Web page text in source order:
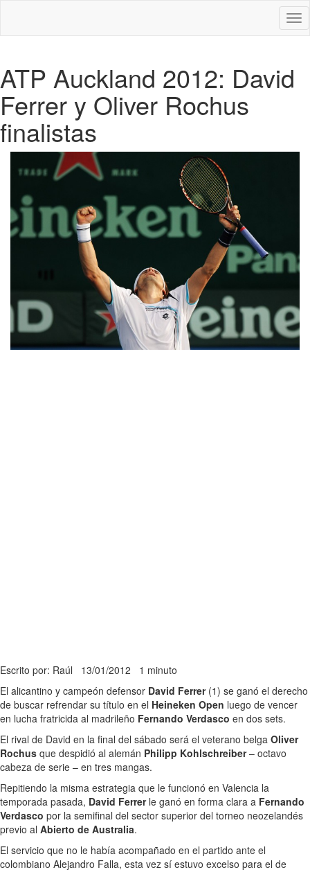
ATP Auckland 2012: David
Ferrer y Oliver Rochus
finalistas
Escrito por: Raúl 13/01/2012 1 minuto
El alicantino y campeón defensor David Ferrer (1) se ganó el derecho
de buscar refrendar su título en el Heineken Open luego de vencer
en lucha fratricida al madrileño Fernando Verdasco en dos sets.
El rival de David en la final del sábado será el veterano belga Oliver
Rochus que despidió al alemán Philipp Kohlschreiber– octavo
cabeza de serie – en tres mangas.
Repitiendo la misma estrategia que le funcionó en Valencia la
temporada pasada, David Ferrer le ganó en forma clara a Fernando
Verdasco por la semifinal del sector superior del torneo neozelandés
previo al Abierto de Australia.
El servicio que no le había acompañado en el partido ante el
colombiano Alejandro Falla, esta vez sí estuvo excelso para el de